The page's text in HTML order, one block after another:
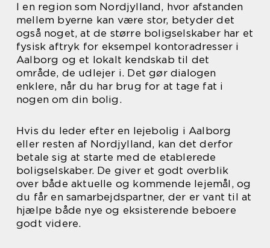
I en region som Nordjylland, hvor afstanden
mellem byerne kan være stor, betyder det
også noget, at de større boligselskaber har et
fysisk aftryk for eksempel kontoradresser i
Aalborg og et lokalt kendskab til det
område, de udlejer i. Det gør dialogen
enklere, når du har brug for at tage fat i
nogen om din bolig.
Hvis du leder efter en lejebolig i Aalborg
eller resten af Nordjylland, kan det derfor
betale sig at starte med de etablerede
boligselskaber. De giver et godt overblik
over både aktuelle og kommende lejemål, og
du får en samarbejdspartner, der er vant til at
hjælpe både nye og eksisterende beboere
godt videre.